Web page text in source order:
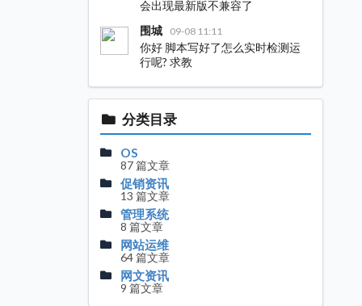
会出现最新版不兼容了
围城
09-08 11:11
你好 脚本写好了怎么实时检测运
行呢? 求教
分类目录
OS
87 篇文章
促销资讯
13 篇文章
管理系统
8 篇文章
网站运维
64 篇文章
网文资讯
9 篇文章